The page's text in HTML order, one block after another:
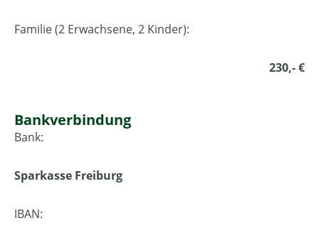
Familie (2 Erwachsene, 2 Kinder):
230,- €
Bankverbindung
Bank:
Sparkasse Freiburg
IBAN: